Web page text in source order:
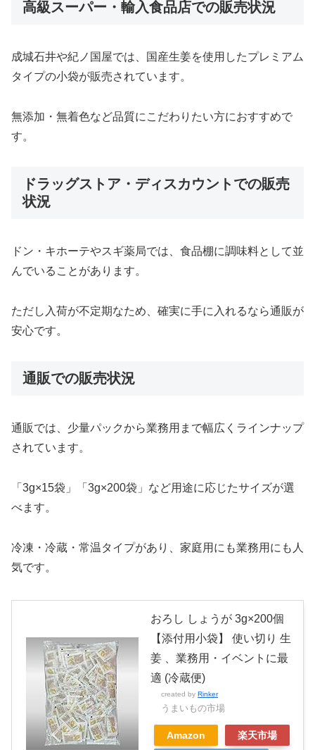
高級スーパー・輸入食品店での販売状況
成城石井や紀ノ国屋では、国産生姜を使用したプレミアム
タイプの小袋が販売されています。
無添加・無着色など品質にこだわりたい方におすすめで
す。
ドラッグストア・ディスカウントでの販売
状況
ドン・キホーテやスギ薬局では、食品棚に調味料として並
んでいることがあります。
ただし入荷が不定期なため、確実に手に入れるなら通販が
安心です。
通販での販売状況
通販では、少量パックから業務用まで幅広くラインナップ
されています。
「3g×15袋」「3g×200袋」など用途に応じたサイズが選
べます。
冷凍・冷蔵・常温タイプがあり、家庭用にも業務用にも人
気です。
おろし しょうが 3g×200個
【添付用小袋】 使い切り 生
姜 、業務用・イベントに最
適 (冷蔵便)
created by Rinker
うまいもの市場
Amazon 楽天市場